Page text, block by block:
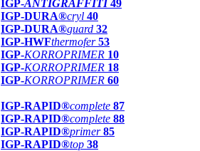
IGP-ANTIGRAFFITI49
IGP-DURA®cryl 40
IGP-DURA®guard 32
IGP-HWFthermofer 53
IGP-KORROPRIMER 10
IGP-KORROPRIMER 18
IGP-KORROPRIMER 60
IGP-RAPID®complete 87
IGP-RAPID®complete 88
IGP-RAPID®primer 85
IGP-RAPID®top 38